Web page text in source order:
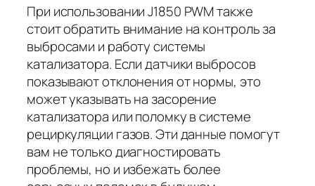
При использовании J1850 PWM также
стоит обратить внимание на контроль за
выбросами и работу системы
катализатора. Если датчики выбросов
показывают отклонения от нормы, это
может указывать на засорение
катализатора или поломку в системе
рециркуляции газов. Эти данные помогут
вам не только диагностировать
проблемы, но и избежать более